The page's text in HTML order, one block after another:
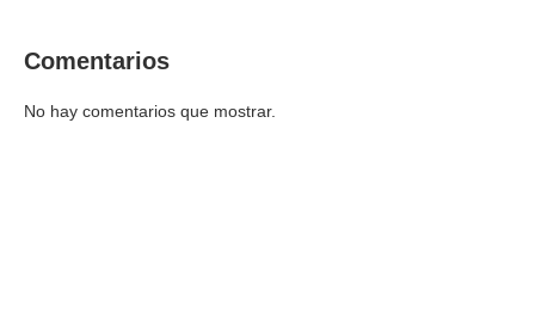
Comentarios
No hay comentarios que mostrar.